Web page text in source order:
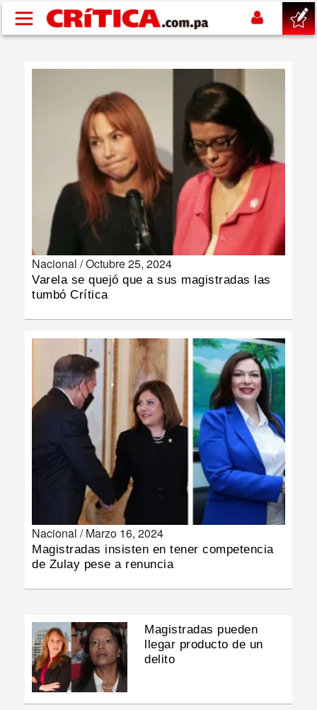
Pasar al contenido principal
DEPORTES
MULTIMEDIA
Nacional /Octubre 25, 2024
Varela se quejó que a sus magistradas las
tumbó Crítica
Nacional /Marzo 16, 2024
Magistradas insisten en tener competencia
de Zulay pese a renuncia
Magistradas pueden
llegar producto de un
delito